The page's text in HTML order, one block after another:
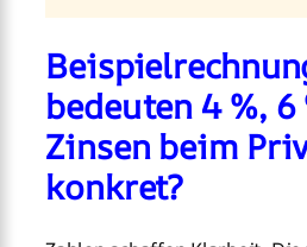
bedeuten 4 %, 6
Zinsen beim
konkret?